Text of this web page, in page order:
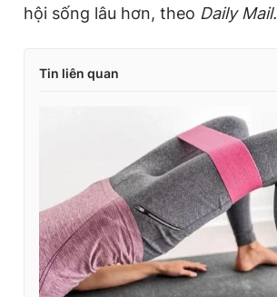
hội sống lâu hơn, theo Daily Mail.
Tin liên quan